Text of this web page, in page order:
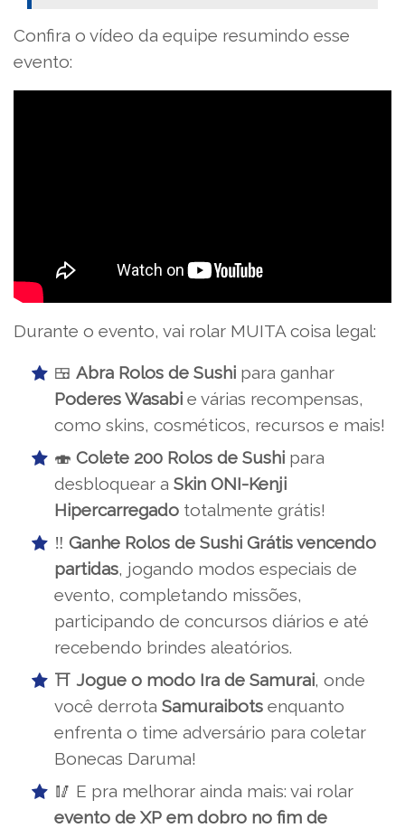
Confira o vídeo da equipe resumindo esse
evento:
Durante o evento, vai rolar MUITA coisa legal:
🍱 Abra Rolos de Sushi para ganhar
Poderes Wasabi e várias recompensas,
como skins, cosméticos, recursos e mais!
🍣 Colete 200 Rolos de Sushi para
desbloquear a Skin ONI-Kenji
Hipercarregado totalmente grátis!
‼️ Ganhe Rolos de Sushi Grátis vencendo
partidas, jogando modos especiais de
evento, completando missões,
participando de concursos diários e até
recebendo brindes aleatórios.
⛩️ Jogue o modo Ira de Samurai, onde
você derrota Samuraibots enquanto
enfrenta o time adversário para coletar
Bonecas Daruma!
🥢 E pra melhorar ainda mais: vai rolar
evento de XP em dobro no fim de